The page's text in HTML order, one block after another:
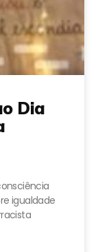
Dia
igualdade